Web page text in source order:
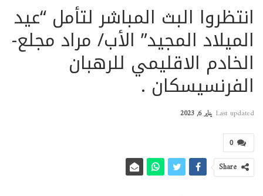
انتظروا البث المباشر لتأمل “عيد
الميلاد المجيد” الأب/ مراد مجلع-
الخادم الاقليمي للرهبان
الفرنسيسكان .
Last updated يناير 6, 2023
0
Share